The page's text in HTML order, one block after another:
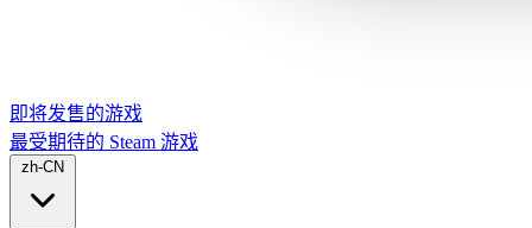
即将发售的游戏
最受期待的 Steam 游戏
zh-CN